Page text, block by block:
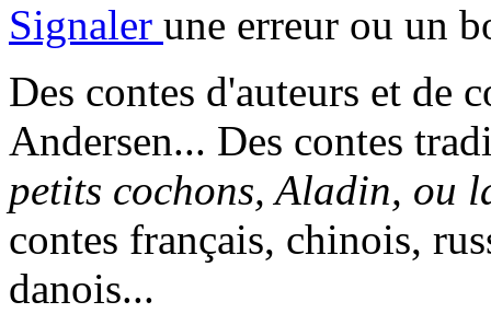
Signaler une erreur ou un
Des contes d'auteurs et de
Andersen... Des contes
petits cochons, Aladin, ou
contes français, chinois,
danois...